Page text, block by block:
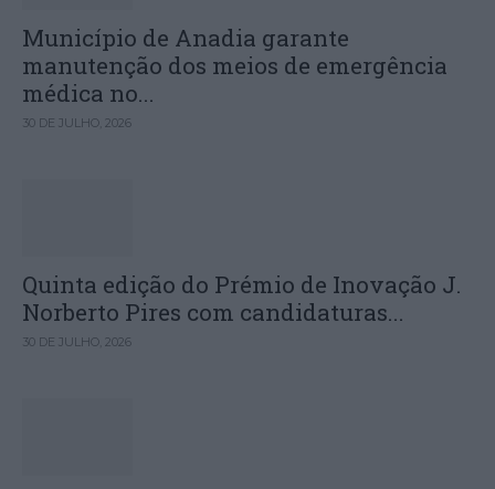
Município de Anadia garante
manutenção dos meios de emergência
médica no...
30 DE JULHO, 2026
Quinta edição do Prémio de Inovação J.
Norberto Pires com candidaturas...
30 DE JULHO, 2026